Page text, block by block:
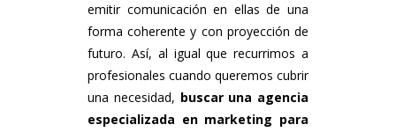
emitir comunicación en ellas de una
forma coherente y con proyección de
futuro. Así, al igual que recurrimos a
profesionales cuando queremos cubrir
una necesidad, buscar una agencia
especializada en marketing para